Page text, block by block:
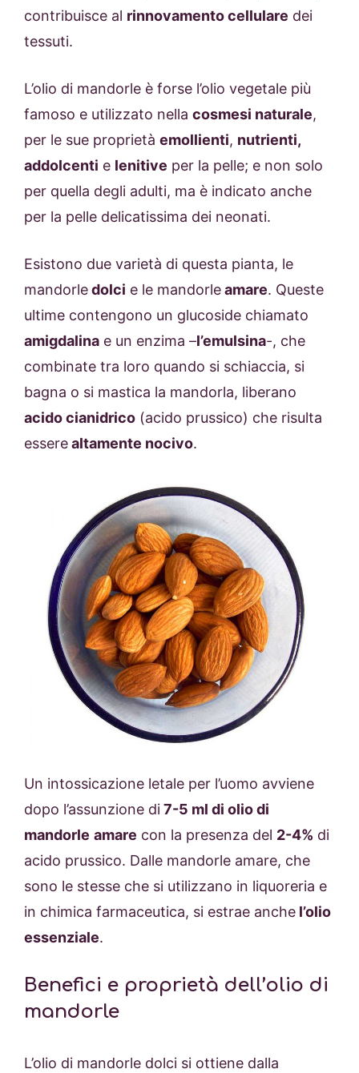
contribuisce al rinnovamento cellulare dei
tessuti.
L’olio di mandorle è forse l’olio vegetale più
famoso e utilizzato nella cosmesi naturale,
per le sue proprietà emollienti, nutrienti,
addolcenti e lenitive per la pelle; e non solo
per quella degli adulti, ma è indicato anche
per la pelle delicatissima dei neonati.
Esistono due varietà di questa pianta, le
mandorledolci e le mandorleamare. Queste
ultime contengono un glucoside chiamato
amigdalina e un enzima –l’emulsina-, che
combinate tra loro quando si schiaccia, si
bagna o si mastica la mandorla, liberano
acido cianidrico (acido prussico) che risulta
esserealtamente nocivo.
Un intossicazione letale per l’uomo avviene
dopo l’assunzione di7-5 ml di olio di
mandorle amare con la presenza del 2-4% di
acido prussico. Dalle mandorle amare, che
sono le stesse che si utilizzano in liquoreria e
in chimica farmaceutica, si estrae anche l’olio
essenziale.
Benefici e proprietà dell’olio di
mandorle
L’olio di mandorle dolci si ottiene dalla